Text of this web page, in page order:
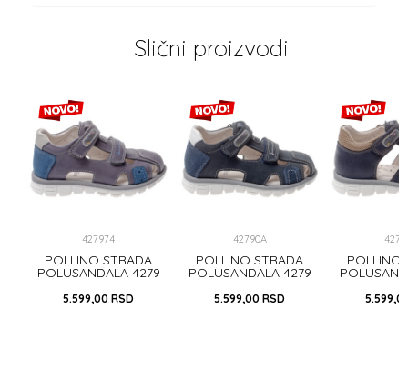
Slični proizvodi
427974
POLLINO STRADA
POLUSANDALA 4279
5.599,00 RSD
42790A
POLLINO STRADA
POLUSANDALA 4279
5.599,00 RSD
POLLINO